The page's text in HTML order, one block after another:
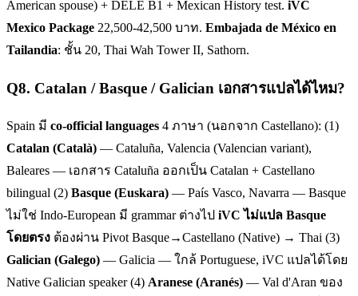
American spouse) + DELE B1 + Mexican History test. iVC
Mexico Package 22,500-42,500 บาท. Embajada de México en
Tailandia: ชั้น 20, Thai Wah Tower II, Sathorn.
Q8. Catalan / Basque / Galician เอกสารแปลได้ไหม?
Spain มี co-official languages 4 ภาษา (นอกจาก Castellano): (1)
Catalan (Català) — Cataluña, Valencia (Valencian variant),
Baleares — เอกสาร Cataluña ออกเป็น Catalan + Castellano
bilingual (2) Basque (Euskara) — País Vasco, Navarra — Basque
ไม่ใช่ Indo-European มี grammar ต่างไป iVC ไม่แปล Basque
โดยตรง ต้องผ่าน Pivot Basque→Castellano (Native) → Thai (3)
Galician (Galego) — Galicia — ใกล้ Portuguese, iVC แปลได้โดย
Native Galician speaker (4) Aranese (Aranés) — Val d'Aran ของ